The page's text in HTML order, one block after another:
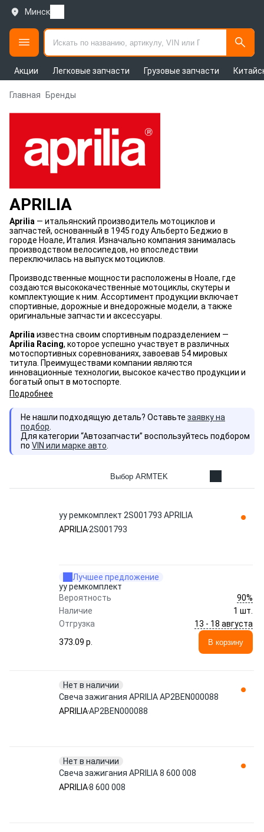
Минск
Акции Легковые запчасти Грузовые запчасти
Главная Бренды
APRILIA
Aprilia — итальянский производитель мотоциклов и
запчастей, основанный в 1945 году Альберто Беджио в
городе Ноале, Италия. Изначально компания занималась
производством велосипедов, но впоследствии
переключилась на выпуск мотоциклов.
Производственные мощности расположены в Ноале, где
создаются высококачественные мотоциклы, скутеры и
комплектующие к ним. Ассортимент продукции включает
спортивные, дорожные и внедорожные модели, а также
оригинальные запчасти и аксессуары.
Aprilia известна своим спортивным подразделением —
Aprilia Racing, которое успешно участвует в различных
мотоспортивных соревнованиях, завоевав 54 мировых
титула. Преимуществами компании являются
инновационные технологии, высокое качество продукции и
богатый опыт в мотоспорте.
Подробнее
Не нашли подходящую деталь? Оставьте заявку на
подбор
Для категории “Автозапчасти” воспользуйтесь подбором
по VIN или марке авто
Выбор ARMTEK
yy ремкомплект 2S001793 APRILIA
APRILIA2S001793
Лучшее предложение
yy ремкомплект
Вероятность
90%
Наличие
1 шт.
Отгрузка
13 - 18 августа
373.09 p.
В корзину
Нет в наличии
Свеча зажигания APRILIA AP2BEN000088
APRILIAAP2BEN000088
Нет в наличии
Свеча зажигания APRILIA 8 600 008
APRILIA8 600 008